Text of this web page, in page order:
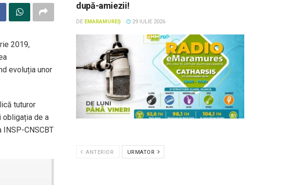
2019,
evoluția unor
tuturor
obligația de a
CNSCBT
după-amiezii!
DE EMARAMUREȘ 29 IULIE 2026
ANTERIOR URMATOR